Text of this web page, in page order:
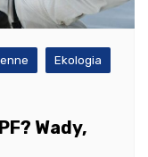
Ekologia
Wady,